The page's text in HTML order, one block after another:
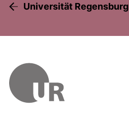
Universität Regensburg